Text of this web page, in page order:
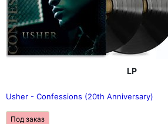
LP
Usher - Confessions (20th Anniversary)
Под заказ